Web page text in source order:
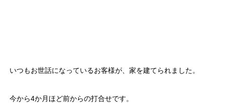
いつもお世話になっているお客様が、家を建てられました。
今から4か月ほど前からの打合せです。